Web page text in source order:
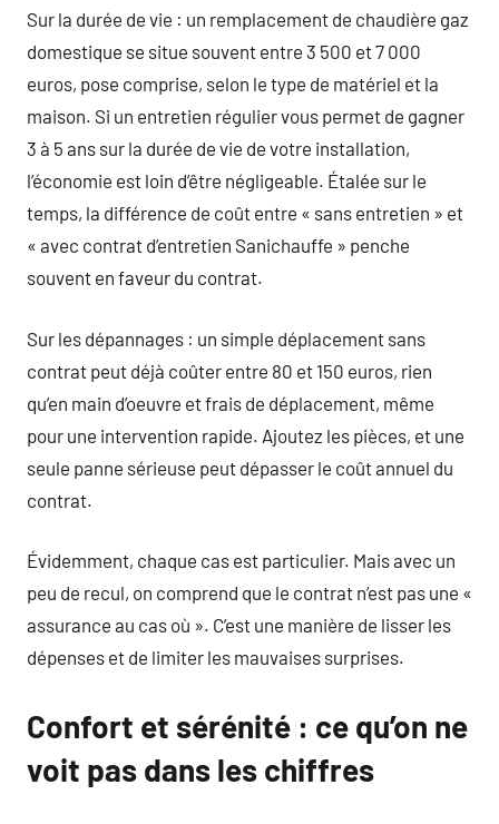
Sur la durée de vie : un remplacement de chaudière gaz
domestique se situe souvent entre 3 500 et 7 000
euros, pose comprise, selon le type de matériel et la
maison. Si un entretien régulier vous permet de gagner
3 à 5 ans sur la durée de vie de votre installation,
l’économie est loin d’être négligeable. Étalée sur le
temps, la différence de coût entre « sans entretien » et
« avec contrat d’entretien Sanichauffe » penche
souvent en faveur du contrat.
Sur les dépannages : un simple déplacement sans
contrat peut déjà coûter entre 80 et 150 euros, rien
qu’en main d’oeuvre et frais de déplacement, même
pour une intervention rapide. Ajoutez les pièces, et une
seule panne sérieuse peut dépasser le coût annuel du
contrat.
Évidemment, chaque cas est particulier. Mais avec un
peu de recul, on comprend que le contrat n’est pas une «
assurance au cas où ». C’est une manière de lisser les
dépenses et de limiter les mauvaises surprises.
Confort et sérénité : ce qu’on ne
voit pas dans les chiffres